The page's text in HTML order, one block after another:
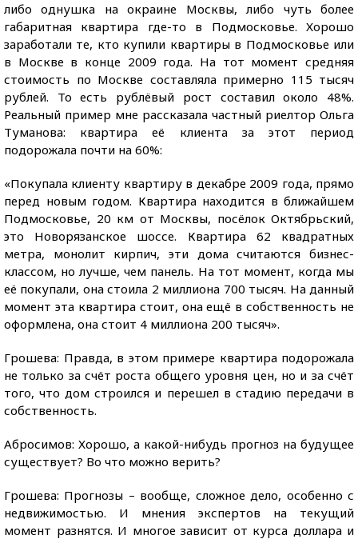
либо однушка на окраине Москвы, либо чуть более
габаритная квартира где-то в Подмосковье. Хорошо
заработали те, кто купили квартиры в Подмосковье или
в Москве в конце 2009 года. На тот момент средняя
стоимость по Москве составляла примерно 115 тысяч
рублей. То есть рублёвый рост составил около 48%.
Реальный пример мне рассказала частный риелтор Ольга
Туманова: квартира её клиента за этот период
подорожала почти на 60%:
«Покупала клиенту квартиру в декабре 2009 года, прямо
перед новым годом. Квартира находится в ближайшем
Подмосковье, 20 км от Москвы, посёлок Октябрьский,
это Новорязанское шоссе. Квартира 62 квадратных
метра, монолит кирпич, эти дома считаются бизнес-
классом, но лучше, чем панель. На тот момент, когда мы
её покупали, она стоила 2 миллиона 700 тысяч. На данный
момент эта квартира стоит, она ещё в собственность не
оформлена, она стоит 4 миллиона 200 тысяч».
Грошева: Правда, в этом примере квартира подорожала
не только за счёт роста общего уровня цен, но и за счёт
того, что дом строился и перешел в стадию передачи в
собственность.
Абросимов: Хорошо, а какой-нибудь прогноз на будущее
существует? Во что можно верить?
Грошева: Прогнозы – вообще, сложное дело, особенно с
недвижимостью. И мнения экспертов на текущий
момент разнятся. И многое зависит от курса доллара и